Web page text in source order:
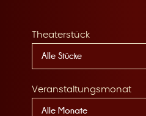
e Theaterstück
Veranstaltungsmonat